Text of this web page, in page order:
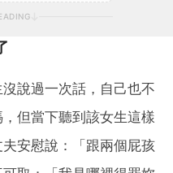
說過一次話，自己也不
但當下聽到該女生這樣
安慰說：「跟兩個屁孩